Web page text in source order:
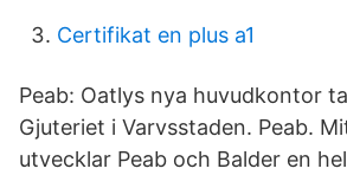
Certifikat en plus a1
Peab: Oatlys nya huvudkontor
Gjuteriet i Varvsstaden. Peab.
utvecklar Peab och Balder en